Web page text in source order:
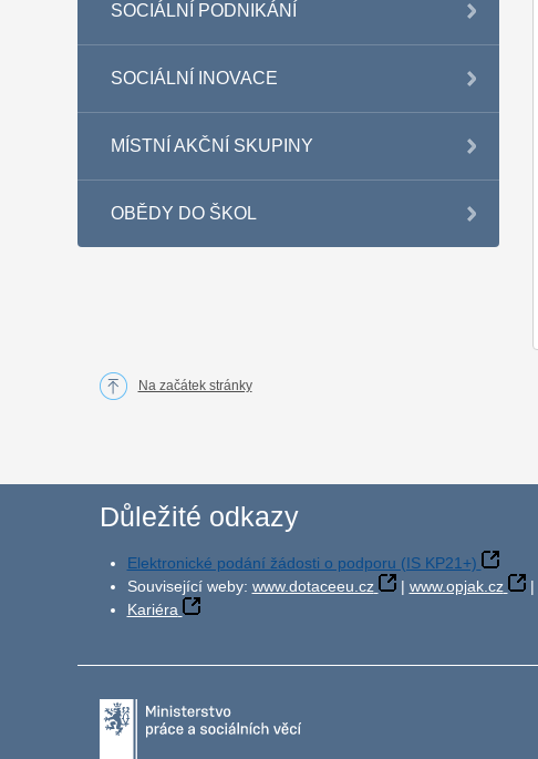
SOCIÁLNÍ PODNIKÁNÍ
SOCIÁLNÍ INOVACE
MÍSTNÍ AKČNÍ SKUPINY
OBĚDY DO ŠKOL
Na začátek stránky
Důležité odkazy
Elektronické podání žádosti o podporu (IS KP21+)
Související weby: www.dotaceeu.cz | www.opjak.cz |
Kariéra